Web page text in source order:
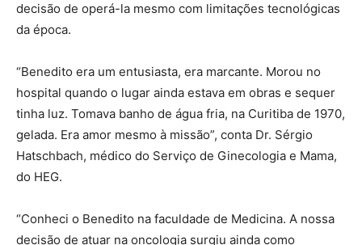
decisão de operá-la mesmo com limitações tecnológicas
da época.
“Benedito era um entusiasta, era marcante. Morou no
hospital quando o lugar ainda estava em obras e sequer
tinha luz. Tomava banho de água fria, na Curitiba de 1970,
gelada. Era amor mesmo à missão”, conta Dr. Sérgio
Hatschbach, médico do Serviço de Ginecologia e Mama,
do HEG.
“Conheci o Benedito na faculdade de Medicina. A nossa
decisão de atuar na oncologia surgiu ainda como